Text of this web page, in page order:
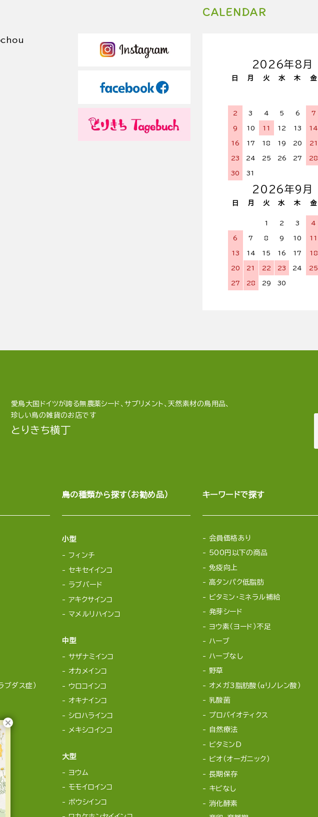
CALENDAR
2026年8月
日 月 火 水 木 金
2 3 4 5 6 7
9 10 11 12 13 14
16 17 18 19 20 21
23 24 25 26 27 28
30 31
2026年9月
日 月 火 水 木 金
1 2 3 4
6 7 8 9 10 11
13 14 15 16 17 18
20 21 22 23 24 25
27 28 29 30
愛鳥大国ドイツが誇る無農薬シード、サプリメント、天然素材の鳥用品、
珍しい鳥の雑貨のお店です
とりきち横丁
ブダス症）
鳥の種類から探す（お勧め品）
小型
フィンチ
セキセイインコ
ラブバード
アキクサインコ
マメルリハインコ
中型
サザナミインコ
オカメインコ
ウロコインコ
オキナインコ
シロハラインコ
メキシコインコ
大型
ヨウム
モモイロインコ
ボウシインコ
キーワードで探す
会員価格あり
500円以下の商品
免疫向上
高タンパク低脂肪
ビタミン・ミネラル補給
発芽シード
ヨウ素（ヨード）不足
ハーブ
ハーブなし
野草
オメガ3脂肪酸（αリノレン酸）
乳酸菌
プロバイオティクス
自然療法
ビタミンD
ビオ（オーガニック）
長期保存
キビなし
消化酵素